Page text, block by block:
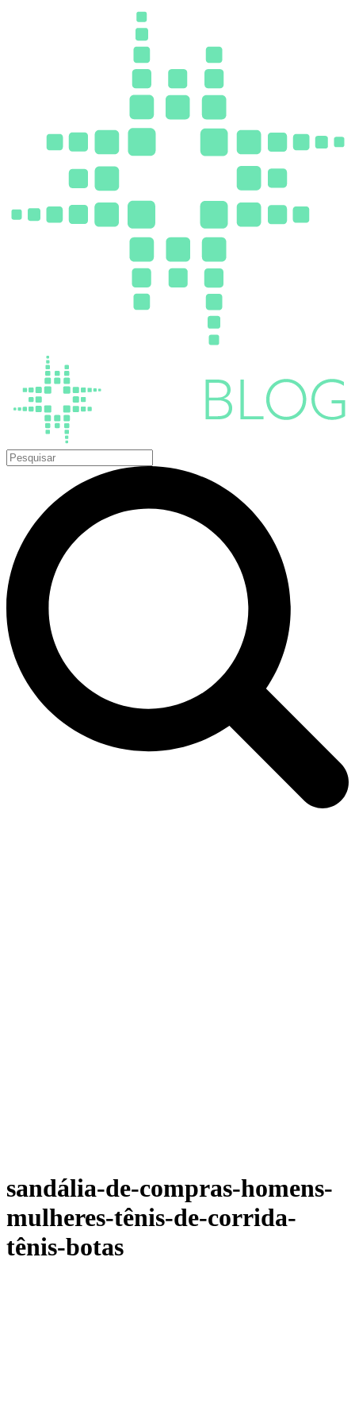
sandália-de-compras-homens-
mulheres-tênis-de-corrida-
tênis-botas